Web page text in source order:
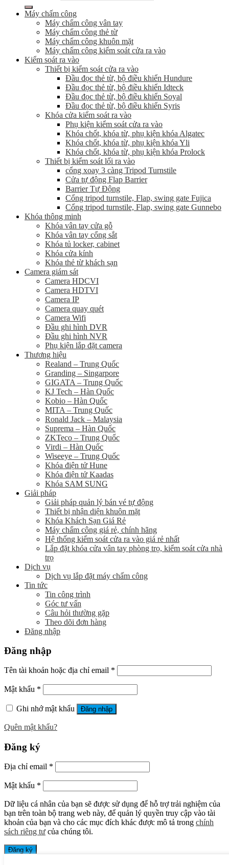
Máy chấm công
Máy chấm công vân tay
Máy chấm công thẻ từ
Máy chấm công khuôn mặt
Máy chấm công kiểm soát cửa ra vào
Kiểm soát ra vào
Thiết bị kiểm soát cửa ra vào
Đầu đọc thẻ từ, bộ điều khiển Hundure
Đầu đọc thẻ từ, bộ điều khiển Idteck
Đầu đọc thẻ từ, bộ điều khiển Soyal
Đầu đọc thẻ từ, bộ điều khiển Syris
Khóa cửa kiểm soát ra vào
Phụ kiện kiểm soát cửa ra vào
Khóa chốt, khóa từ, phụ kiện khóa Algatec
Khóa chốt, khóa từ, phụ kiện khóa Yli
Khóa chốt, khóa từ, phụ kiện khóa Prolock
Thiết bị kiểm soát lối ra vào
cổng xoay 3 càng Tripod Turnstile
Cửa tự động Flap Barrier
Barrier Tự Động
Cổng tripod turnstile, Flap, swing gate Fujica
Cổng tripod turnstile, Flap, swing gate Gunnebo
Khóa thông minh
Khóa vân tay cửa gỗ
Khóa vân tay cổng sắt
Khóa tủ locker, cabinet
Khóa cửa kính
Khóa thẻ từ khách sạn
Camera giám sát
Camera HDCVI
Camera HDTVI
Camera IP
Camera quay quét
Camera Wifi
Đầu ghi hình DVR
Đầu ghi hình NVR
Phụ kiện lắp đặt camera
Thương hiệu
Realand – Trung Quốc
Granding – Singarpore
GIGATA – Trung Quốc
KJ Tech – Hàn Quốc
Kobio – Hàn Quốc
MITA – Trung Quốc
Ronald Jack – Malaysia
Suprema – Hàn Quốc
ZKTeco – Trung Quốc
Virdi – Hàn Quốc
Wiseeye – Trung Quốc
Khóa điện tử Hune
Khóa điện tử Kaadas
Khóa SAM SUNG
Giải pháp
Giải pháp quản lý bán vé tự động
Thiết bị nhận diện khuôn mặt
Khóa Khách Sạn Giá Rẻ
Máy chấm công giá rẻ, chính hãng
Hệ thống kiểm soát cửa ra vào giá rẻ nhất
Lắp đặt khóa cửa vân tay phòng trọ, kiểm soát cửa nhà
trọ
Dịch vụ
Dịch vụ lắp đặt máy chấm công
Tin tức
Tin công trình
Góc tư vấn
Câu hỏi thường gặp
Theo dõi đơn hàng
Đăng nhập
Đăng nhập
Tên tài khoản hoặc địa chỉ email *
Mật khẩu *
Ghi nhớ mật khẩu Đăng nhập
Quên mật khẩu?
Đăng ký
Địa chỉ email *
Mật khẩu *
Dữ liệu cá nhân của bạn sẽ được sử dụng để hỗ trợ trải nghiệm của
bạn trên toàn bộ trang web này, để quản lý quyền truy cập vào tài
khoản của bạn và cho các mục đích khác được mô tả trong chính
sách riêng tư của chúng tôi.
Đăng ký